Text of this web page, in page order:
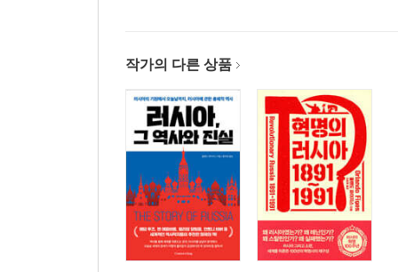
흉터 그리고 치유
후기와 감사의 말 / 주석 / 인터뷰 명단 /
옮긴이 후기 / 찾아보기
작가의 다른 상품